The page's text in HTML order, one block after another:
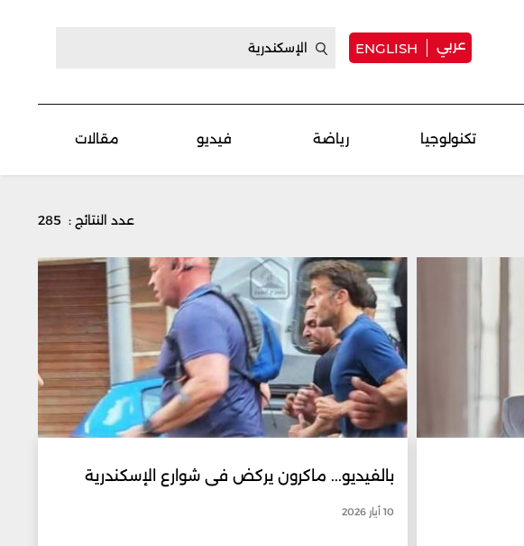
عربي ENGLISH
تكنولوجيا رياضة فيديو مقالات
عدد النتائج : 285
بالفيديو... ماكرون يركض في شوارع الإسكندرية
10 أيار 2026